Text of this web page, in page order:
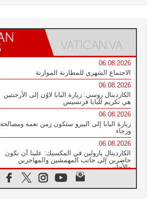
06.08.2026
الاجتماع الشهري للمطارنة الموارنة
06.08.2026
الكاردينال روسي: زيارة البابا لاوُن إلى الأرجنتين
هي تكريم للبابا فرنسيس
06.08.2026
زيارة البابا إلى البيرو ستكون زمن نعمة ومصالحة
ورجاء
06.08.2026
الكاردينال بارولين في المكسيك: علينا أن نكون
حاضرين إلى جانب المهمشين والمهاجرين
والأجانب
البابا لاوُن الرابع عشر للشباب في أسيزي: